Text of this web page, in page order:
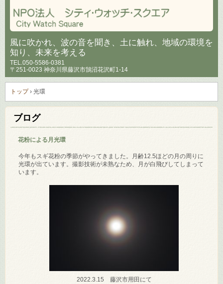
風に吹かれ、波の音を聞き、土に触れ、地域の環境を
知り、未来を考える
TEL.050-5586-0381
〒251-0023 神奈川県藤沢市鵠沼花沢町1-14
トップ› 光環
ブログ
花粉による月光環
今年もスギ花粉の季節がやってきました。月齢12.5ほどの月の周りに
光環が出ています。撮影技術が未熟なため、月が白飛びしてしまって
います。
2022.3.15 藤沢市用田にて